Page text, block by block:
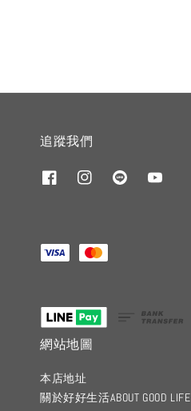
追蹤我們
網站地圖
本店地址
關於好好生活ABOUT GOOD LIFE